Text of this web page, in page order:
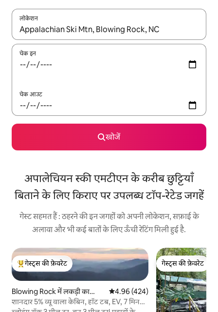
लोकेशन
नतीजों के उपलब्ध होने पर, अप और डाउन 'ऐरो की' का इस्तेमाल करके नेविगेट
चेक इन
चेक आउट
खोजें
अपालेचियन स्की एमटीएन के करीब छुट्टियाँ
बिताने के लिए किराए पर उपलब्ध टॉप-रेटेड जगहें
गेस्ट सहमत हैं : ठहरने की इन जगहों को अपनी लोकेशन, सफ़ाई के
अलावा और भी कई बातों के लिए ऊँची रेटिंग मिली हुई है.
गेस्ट्स का टॉप फ़ेवरेट
गेस्ट्स की फ़ेवरेट
Blowing Rock में लकड़ी का
केबिन
औसत रेटिंग 5 में से 4.96, 424 समीक्षाएँ
4.96 (424)
शानदार 5% व्यू वाला केबिन, हॉट टब, EV, 7 मिनट
गेस्ट्स की फ़ेवरेट
गेस्ट्स की फ़ेवरेट